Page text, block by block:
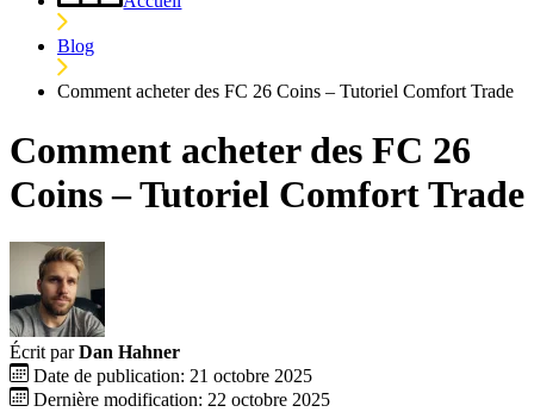
Blog
Comment acheter des FC 26 Coins – Tutoriel Comfort Trade
Comment acheter des FC 26
Coins – Tutoriel Comfort Trade
Écrit par Dan Hahner
Date de publication: 21 octobre 2025
Dernière modification: 22 octobre 2025